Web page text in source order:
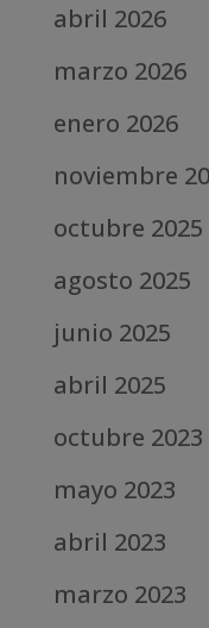
abril 2026
marzo 2026
enero 2026
noviembre
octubre 2025
agosto 2025
junio 2025
abril 2025
octubre 2023
mayo 2023
abril 2023
marzo 2023